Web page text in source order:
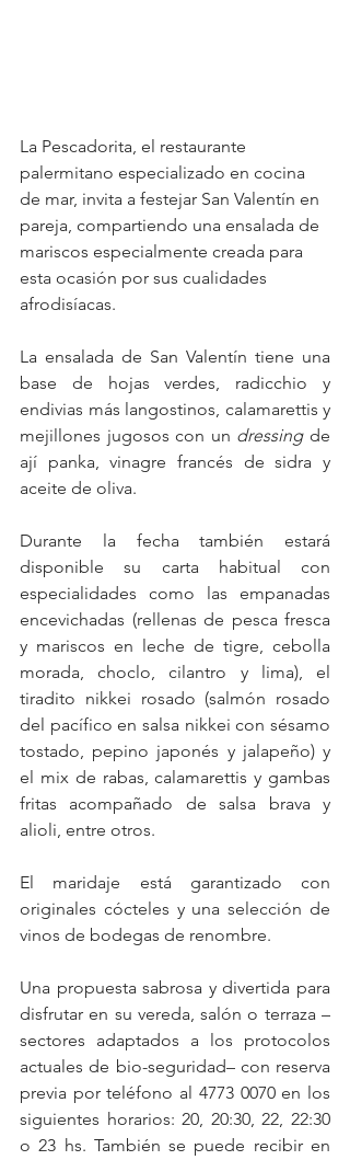
La Pescadorita, el restaurante
palermitano especializado en cocina
de mar, invita a festejar San Valentín en
pareja, compartiendo una ensalada de
mariscos especialmente creada para
esta ocasión por sus cualidades
afrodisíacas.
La ensalada de San Valentín tiene una
base de hojas verdes, radicchio y
endivias más langostinos, calamarettis y
mejillones jugosos con un dressing de
ají panka, vinagre francés de sidra y
aceite de oliva.
Durante la fecha también estará
disponible su carta habitual con
especialidades como las empanadas
encevichadas (rellenas de pesca fresca
y mariscos en leche de tigre, cebolla
morada, choclo, cilantro y lima), el
tiradito nikkei rosado (salmón rosado
del pacífico en salsa nikkei con sésamo
tostado, pepino japonés y jalapeño) y
el mix de rabas, calamarettis y gambas
fritas acompañado de salsa brava y
alioli, entre otros.
El maridaje está garantizado con
originales cócteles y una selección de
vinos de bodegas de renombre.
Una propuesta sabrosa y divertida para
disfrutar en su vereda, salón o terraza –
sectores adaptados a los protocolos
actuales de bio-seguridad– con reserva
previa por teléfono al 4773 0070 en los
siguientes horarios: 20, 20:30, 22, 22:30
o 23 hs. También se puede recibir en